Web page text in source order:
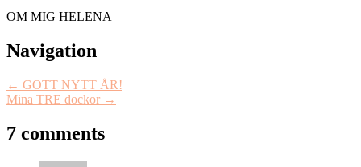
OM MIG HELENA
Post
Navigation
← GOTT NYTT ÅR!
Mina TRE dockor →
7 comments